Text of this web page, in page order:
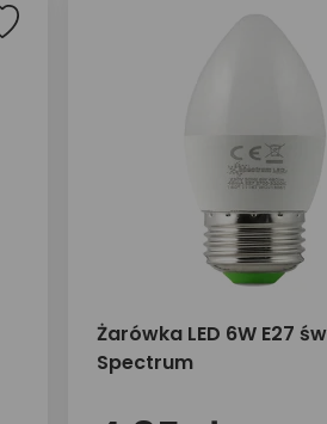
Żarówka LED 6W E27
Spectrum